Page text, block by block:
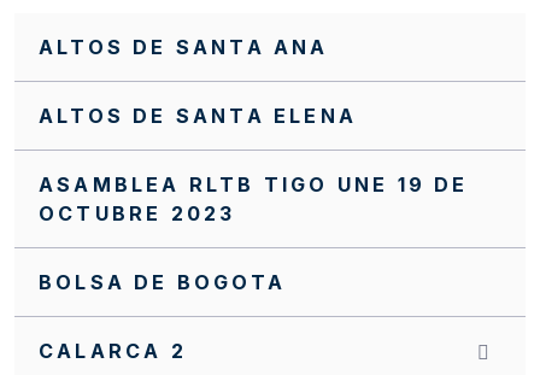
ALTOS DE SANTA ANA
ALTOS DE SANTA ELENA
ASAMBLEA RLTB TIGO UNE 19 DE
OCTUBRE 2023
BOLSA DE BOGOTA
CALARCA 2